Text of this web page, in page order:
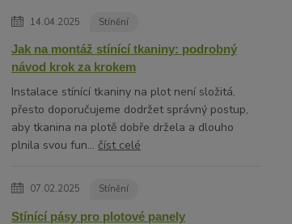
14.04.2025 Stínění
Jak na montáž stínící tkaniny: podrobný
návod krok za krokem
Instalace stínící tkaniny na plot není složitá,
přesto doporučujeme dodržet správný postup,
aby tkanina na plotě dobře držela a dlouho
plnila svou fun...číst celé
07.02.2025 Stínění
Stínící pásy pro plotové panely